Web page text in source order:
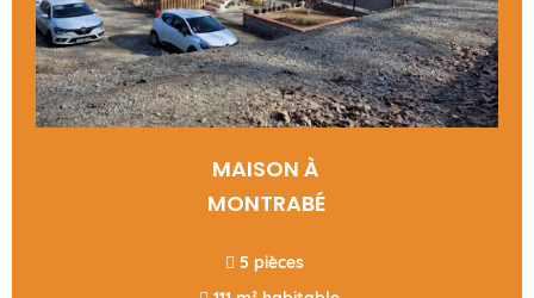
MAISON À
MONTRABÉ
 5 pièces